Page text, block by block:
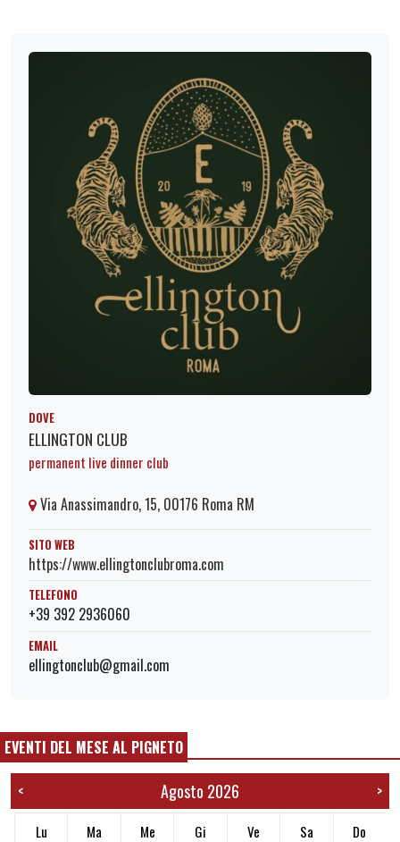
DOVE
ELLINGTON CLUB
permanent live dinner club
Via Anassimandro, 15, 00176 Roma RM
SITO WEB
https://www.ellingtonclubroma.com
TELEFONO
+39 392 2936060
EMAIL
ellingtonclub@gmail.com
EVENTI DEL MESE AL PIGNETO
< Agosto 2026 >
Lu Ma Me Gi Ve Sa Do